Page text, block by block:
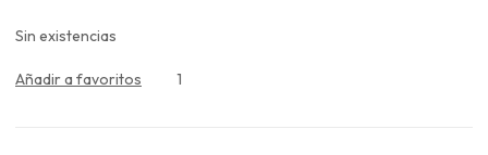
Sin existencias
Añadir a favoritos 1